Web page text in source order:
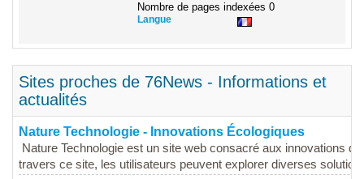
Nombre de pages indexées 0
Langue
Sites proches de 76News - Informations et
actualités
Nature Technologie - Innovations Écologiques
Nature Technologie est un site web consacré aux innovations
travers ce site, les utilisateurs peuvent explorer diverses